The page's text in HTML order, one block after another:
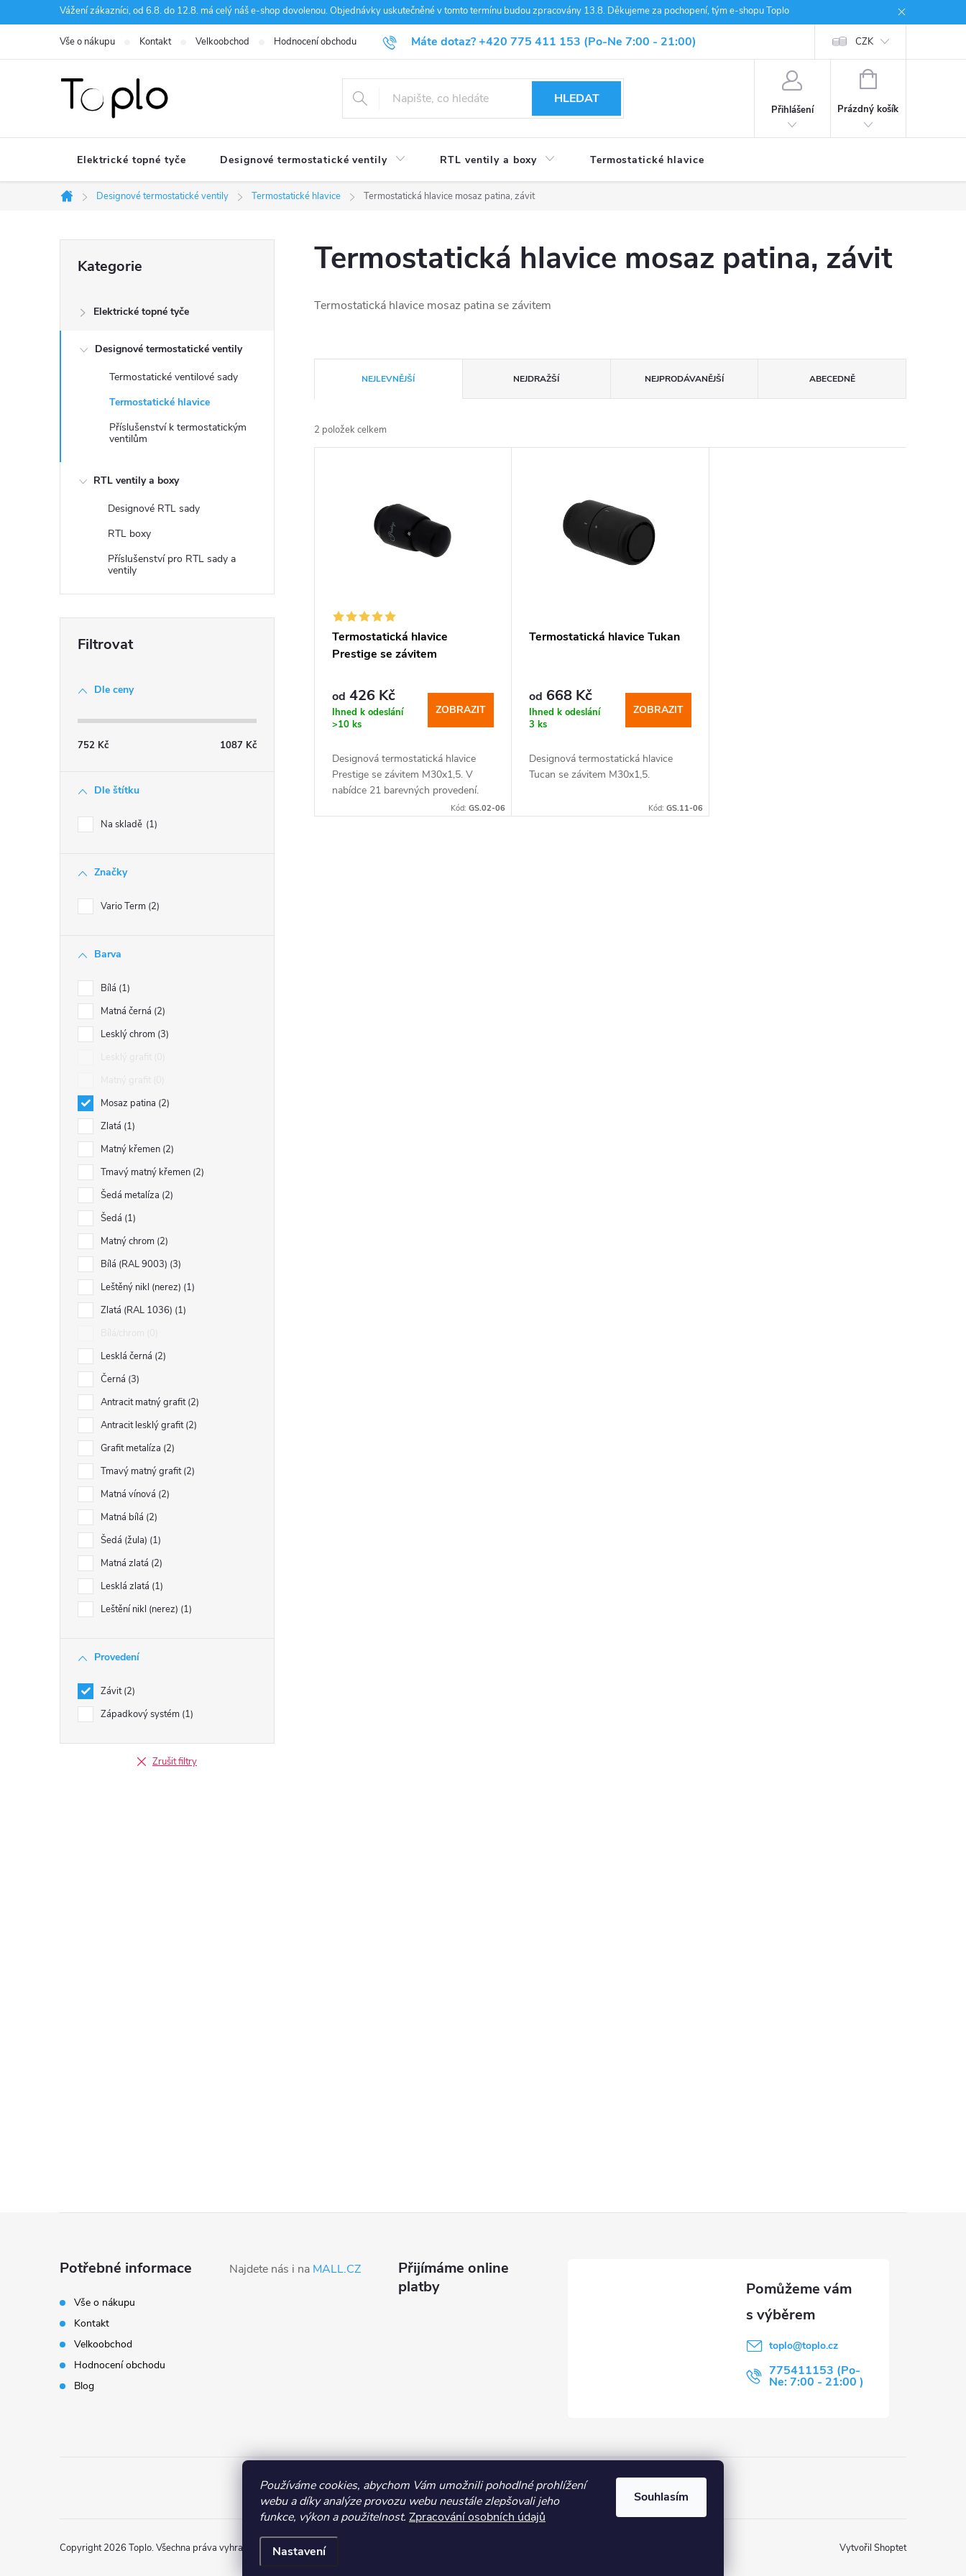
Používáme cookies, abychom Vám umožnili pohodlné prohlížení
webu a díky analýze provozu webu neustále zlepšovali jeho
funkce, výkon a použitelnost. Zpracování osobních údajů
Nastavení
Souhlasím
na
Vážení zákazníci, od 6.8. do 12.8. má celý náš e-shop dovolenou. Objednávky uskutečněné v tomto termínu budou zpracovány 13.8. Děkujeme za pochopení, tým e-shopu Toplo
Máte dotaz?+420 775 411 153 (Po-Ne 7:00 - 21:00)
Vše o nákupu Kontakt Velkoobchod Hodnocení obchodu Blog CZK
HLEDAT
Přihlášení
NÁKUPNÍ
Prázdný košík
Elektrické topné tyče Designové termostatické ventily RTL ventily a boxy Termostatické hlavice
Domů
Designové termostatické ventily Termostatické hlavice Termostatická hlavice mosaz patina, závit
s
n
a
kategorie
Kategorie
Elektrické topné tyče
Designové termostatické ventily
Termostatické ventilové sady
Termostatické hlavice
Příslušenství k termostatickým
ventilům
RTL ventily a boxy
Designové RTL sady
RTL boxy
Příslušenství pro RTL sady a
ventily
Dle ceny
752 Kč 1087 Kč
Dle štítku
Na skladě 1
Značky
Vario Term 2
Barva
Bílá 1
Matná černá 2
Lesklý chrom 3
Mosaz patina 2
Zlatá 1
Matný křemen 2
Tmavý matný křemen 2
Šedá metalíza 2
Šedá 1
Matný chrom 2
Bílá (RAL 9003) 3
Leštěný nikl (nerez) 1
Zlatá (RAL 1036) 1
Lesklá černá 2
Černá 3
Antracit matný grafit 2
Antracit lesklý grafit 2
Grafit metalíza 2
Tmavý matný grafit 2
Matná vínová 2
Matná bílá 2
Šedá (žula) 1
Matná zlatá 2
Lesklá zlatá 1
Leštění nikl (nerez) 1
Provedení
Závit 2
Západkový systém 1
Zrušit filtry
Termostatická hlavice mosaz patina, závit
Termostatická hlavice mosaz patina se závitem
a
z
t
NEJLEVNĚJŠÍ NEJDRAŽŠÍ NEJPRODÁVANĚJŠÍ ABECEDNĚ
2 položek celkem
k
Termostatická hlavice
Prestige se závitem
od 426 Kč
Ihned k odeslání
>10 ks
ZOBRAZIT
Designová termostatická hlavice
Prestige se závitem M30x1,5. V
nabídce 21 barevných provedení.
Kód:GS.02-06
Termostatická hlavice Tukan
od 668 Kč
Ihned k odeslání
3 ks
ZOBRAZIT
Designová termostatická hlavice
Tucan se závitem M30x1,5.
Kód: GS.11-06
Potřebné informace
Vše o nákupu
Kontakt
Velkoobchod
Hodnocení obchodu
Blog
Najdete nás i na MALL.CZ
Přijímáme online
platby
toplo@toplo.cz
775411153 (Po-
Ne: 7:00 - 21:00 )
Obchodní podmínky Průvodce nákupem Kontakt Vše o nákupu
Vytvořil Shoptet
Copyright 2026 Toplo. Všechna práva vyhrazena.